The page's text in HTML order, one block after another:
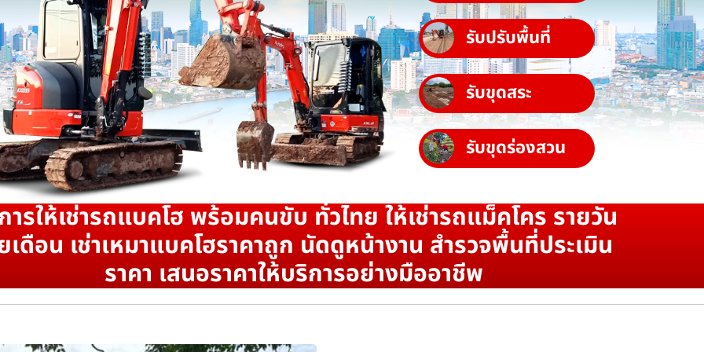
รับปรับพื้นที่
รับขุดสระ
รับขุดร่องสวน
ารให้เช่ารถแบคโฮ พร้อมคนขับ ทั่วไทย ให้เช่ารถแม็คโคร รายวัน
เดือน เช่าเหมาแบคโฮราคาถูก นัดดูหน้างาน สำรวจพื้นที่ประเมิน
ราคา เสนอราคาให้บริการอย่างมืออาชีพ